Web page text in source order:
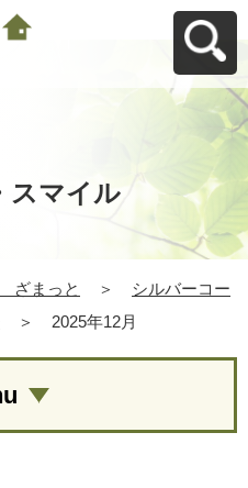
スマイル
ざまっと ＞
シルバーコー
＞ 2025年12月